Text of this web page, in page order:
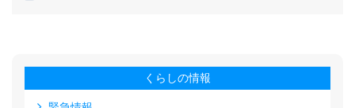
くらしの情報